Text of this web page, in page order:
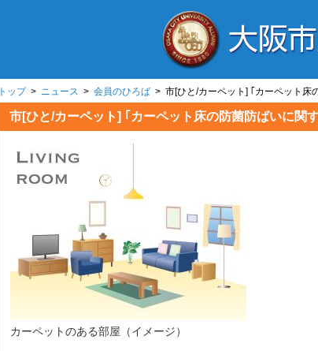
トップ> ニュース > 会員のひろば > 市[ひと/カーペット] ｢カーペット床
市[ひと/カーペット] ｢カーペット床の防菌防ばいに関
カーペットのある部屋（イメージ）